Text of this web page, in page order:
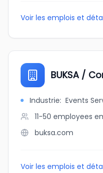
Voir les emplois et
BUKSA /
Industrie: Events
11-50 employees
buksa.com
Voir les emplois et